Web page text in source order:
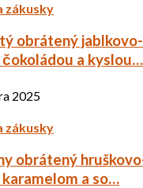
zákusky
obrátený
čokoládou a kyslou…
2025
zákusky
obrátený
karamelom a so…